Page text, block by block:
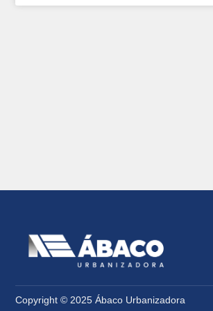
Copyright © 2025 Ábaco Urbanizadora